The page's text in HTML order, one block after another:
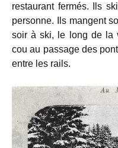
restaurant fermés. Ils
personne. Ils mangent
soir à ski, le long de la
cou au passage des
entre les rails.